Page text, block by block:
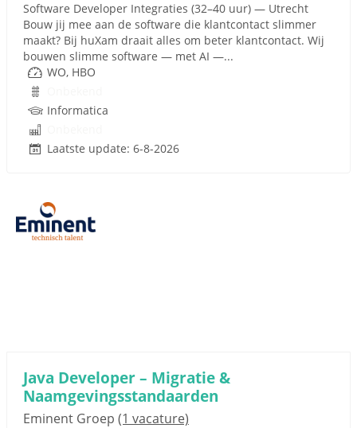
Software Developer Integraties (32–40 uur) — Utrecht
Bouw jij mee aan de software die klantcontact slimmer
maakt? Bij huXam draait alles om beter klantcontact. Wij
bouwen slimme software — met AI —...
WO, HBO
Informatica
Laatste update: 6-8-2026
Java Developer – Migratie &
Naamgevingsstandaarden
Eminent Groep (1 vacature)